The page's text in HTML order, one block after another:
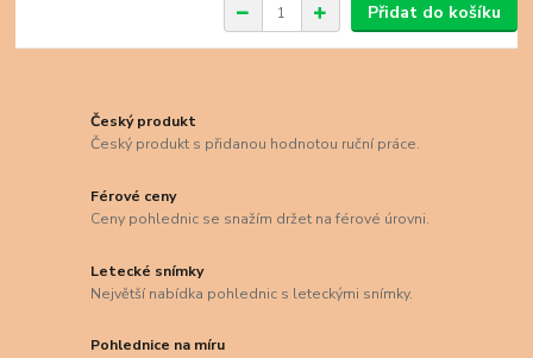
Přidat do košíku
Český produkt
Český produkt s přidanou hodnotou ruční práce.
Férové ceny
Ceny pohlednic se snažím držet na férové úrovni.
Letecké snímky
Největší nabídka pohlednic s leteckými snímky.
Pohlednice na míru